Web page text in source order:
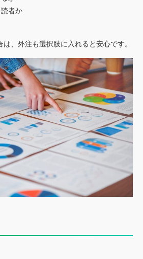
者か
、外注も選択肢に入れると安心です。